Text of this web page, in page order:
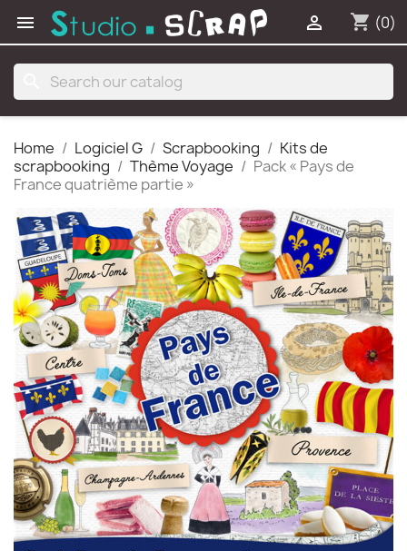
 shopping_cart (0)

Home Logiciel G Scrapbooking
Kits de
scrapbooking
Thème Voyage
Pack « Pays de
France quatrième partie »